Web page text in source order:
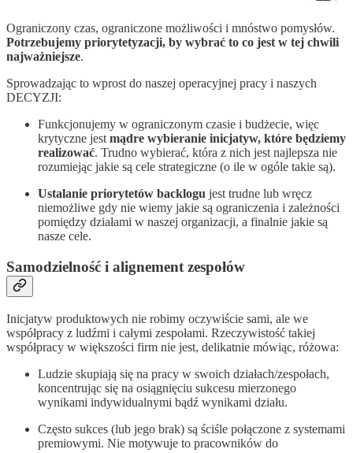
Ograniczony czas, ograniczone możliwości i mnóstwo pomysłów.
Potrzebujemy priorytetyzacji, by wybrać to co jest w tej chwili
najważniejsze.
Sprowadzając to wprost do naszej operacyjnej pracy i naszych
DECYZJI:
Funkcjonujemy w ograniczonym czasie i budżecie, więc
krytyczne jestmądre wybieranie inicjatyw, które będziemy
realizować. Trudno wybierać, która z nich jest najlepsza nie
rozumiejąc jakie są cele strategiczne (o ile w ogóle takie są).
Ustalanie priorytetów backlogu jest trudne lub wręcz
niemożliwe gdy nie wiemy jakie są ograniczenia i zależności
pomiędzy działami w naszej organizacji, a finalnie jakie są
nasze cele.
Samodzielność i alignement zespołów
Inicjatyw produktowych nie robimy oczywiście sami, ale we
współpracy z ludźmi i całymi zespołami. Rzeczywistość takiej
współpracy w większości firm nie jest, delikatnie mówiąc, różowa:
Ludzie skupiają się na pracy w swoich działach/zespołach,
koncentrując się na osiągnięciu sukcesu mierzonego
wynikami indywidualnymi bądź wynikami działu.
Często sukces (lub jego brak) są ściśle połączone z systemami
premiowymi. Nie motywuje to pracowników do